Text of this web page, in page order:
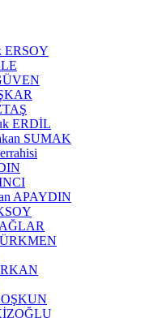
ERSOY
ERDİL
SUMAK
APAYDIN